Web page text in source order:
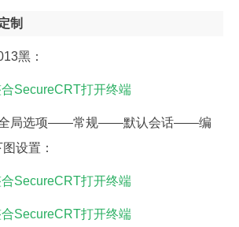
制
黑：
局选项——常规——默认会话——编
设置：